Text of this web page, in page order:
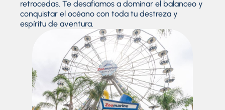
retrocedas. Te desafiamos a dominar el balanceo y
conquistar el océano con toda tu destreza y
espíritu de aventura.